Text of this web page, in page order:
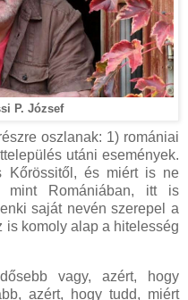
P. József
oszlanak: 1) romániai
utáni események.
Kőrössitől, és miért is ne
Romániában, itt is
saját nevén szerepel a
is komoly alap a hitelesség
vagy, azért, hogy
azért, hogy tudd, miért